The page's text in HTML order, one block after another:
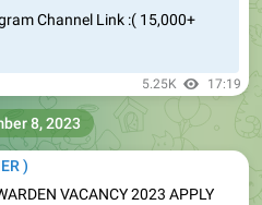
)
VACANCY 2023 APPLY
8, 2023